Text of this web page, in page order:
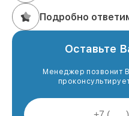
Подробно
Оставьте
Менеджер позвонит